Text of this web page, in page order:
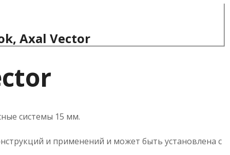
Axal Vector
системы 15 мм.
и применений и может быть установлена ​​с